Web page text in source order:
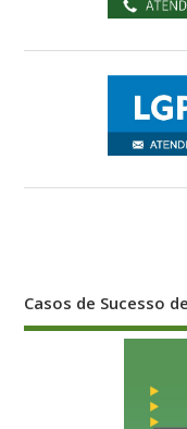
Casos de Sucesso